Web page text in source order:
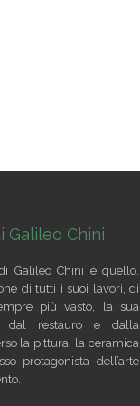
Galileo Chini
Galileo Chini è quello,
di tutti i suoi lavori, di
più vasto, la sua
dal restauro e dalla
la pittura, la ceramica
protagonista dell’arte